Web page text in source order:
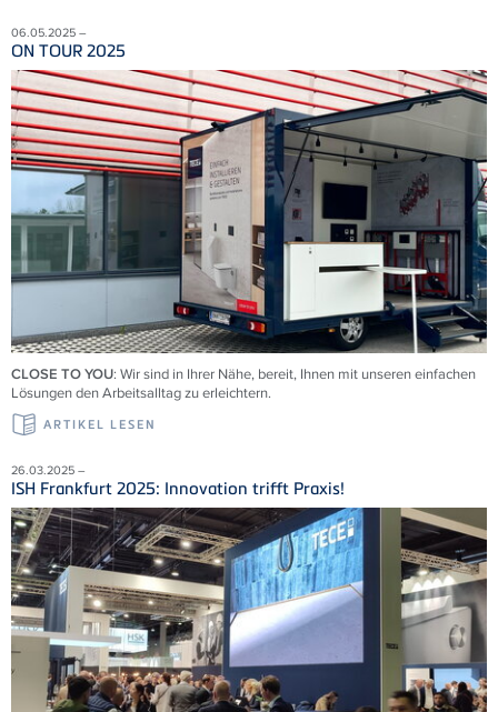
06.05.2025 –
ON TOUR 2025
CLOSE TO YOU: Wir sind in Ihrer Nähe, bereit, Ihnen mit unseren einfachen
Lösungen den Arbeitsalltag zu erleichtern.
ARTIKEL LESEN
26.03.2025 –
ISH Frankfurt 2025: Innovation trifft Praxis!